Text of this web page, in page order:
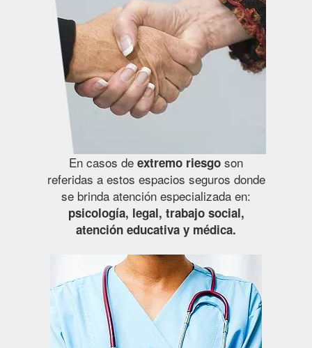
En casos de extremo riesgo son
referidas a estos espacios seguros donde
se brinda atención especializada en:
psicología, legal, trabajo social,
atención educativa y médica.